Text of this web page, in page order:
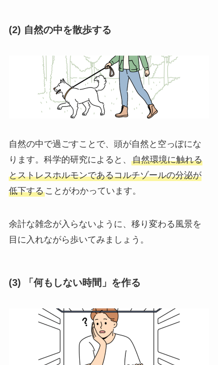
(2) 自然の中を散歩する
自然の中で過ごすことで、頭が自然と空っぽにな
ります。科学的研究によると、 自然環境に触れる
とストレスホルモンであるコルチゾールの分泌が
低下することがわかっています。
余計な雑念が入らないように、移り変わる風景を
目に入れながら歩いてみましょう。
(3) 「何もしない時間」を作る